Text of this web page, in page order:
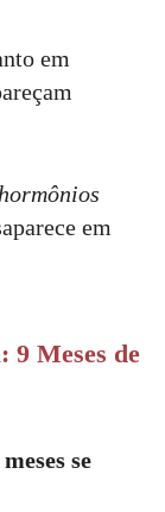
em
hormônios
em
9 Meses de
se